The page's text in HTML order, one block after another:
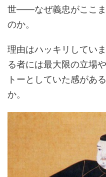
世――なぜ義忠がここま
のか。
理由はハッキリしてい
る者には最大限の立場
トーとしていた感があ
か。